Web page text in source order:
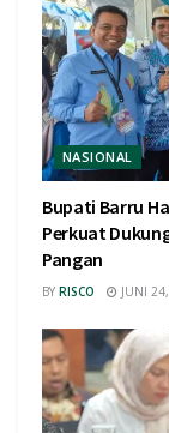
NASIONAL
Bupati Barru
Perkuat
Pangan
BY RISCO JUNI